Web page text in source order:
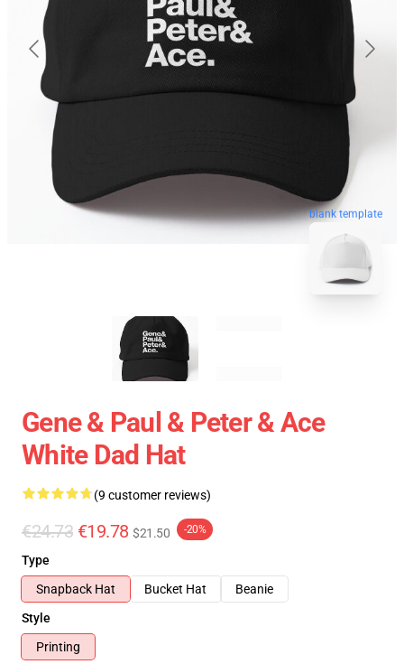
blank template
Gene & Paul & Peter & Ace
White Dad Hat
(9 customer reviews)
€24.73 €19.78 $21.50 -20%
Type
Snapback Hat
Bucket Hat
Beanie
Style
Printing